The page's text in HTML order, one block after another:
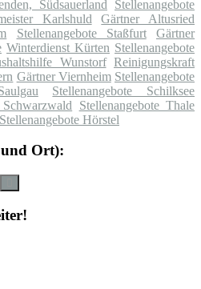
Südsauerland
Stellenangebote
Karlshuld
Gärtner Altusried
Stellenangebote Staßfurt
Gärtner
Winterdienst Kürten Stellenangebote
Wunstorf Reinigungskraft
Gärtner Viernheim Stellenangebote
Stellenangebote Schilksee
Stellenangebote Thale
Stellenangebote Hörstel
und Ort):